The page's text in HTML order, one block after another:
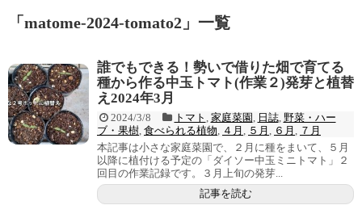
「 matome-2024-tomato2 」 一覧
誰でもできる！勢いで借りた畑で育てる
種から作る中玉トマト(作業２)発芽と植替
え2024年3月
2024/3/8 トマト , 家庭菜園 , 日誌, 野菜・ハー
ブ・果樹, 食べられる植物, ４月 , ５月 , ６月 , ７月
本記事は小さな家庭菜園で、２月に種をまいて、５月
以降に植付ける予定の「ダイソー中玉ミニトマト」２
回目の作業記録です。３月上旬の発芽...
記事を読む